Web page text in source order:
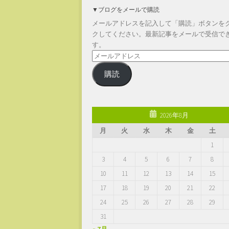
▼ブログをメールで購読
メールアドレスを記入して「購読」ボタンを
クしてください。最新記事をメールで受信で
す。
メ
ー
ル
ア
レ
購読
2026年8月
月
火 水 木 金 土
1
3
4 5 6 7 8
10
11 12 13 14 15
17
18 19 20 21 22
24
25 26 27 28 29
31